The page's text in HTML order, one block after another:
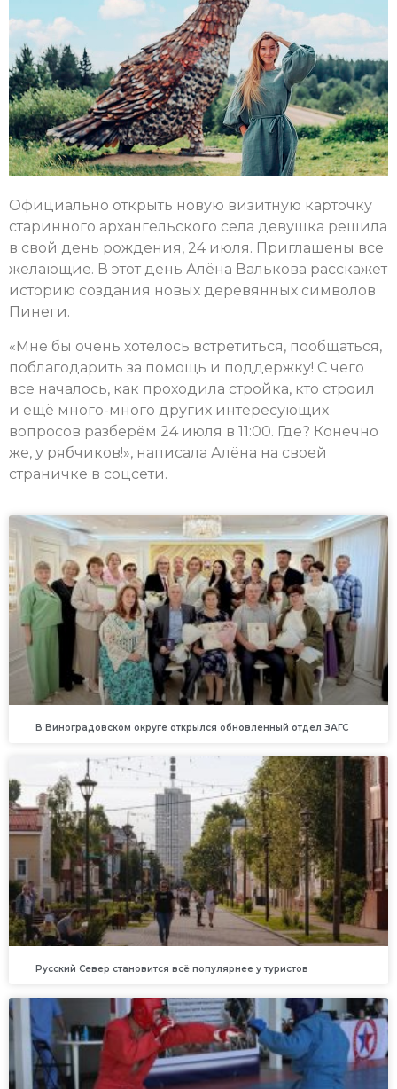
Официально открыть новую визитную карточку
старинного архангельского села девушка решила
в свой день рождения, 24 июля. Приглашены все
желающие. В этот день Алёна Валькова расскажет
историю создания новых деревянных символов
Пинеги.
«Мне бы очень хотелось встретиться, пообщаться,
поблагодарить за помощь и поддержку! С чего
все началось, как проходила стройка, кто строил
и ещё много-много других интересующих
вопросов разберём 24 июля в 11:00. Где? Конечно
же, у рябчиков!», написала Алёна на своей
страничке в соцсети.
В Виноградовском округе открылся обновленный отдел ЗАГС
Русский Север становится всё популярнее у туристов